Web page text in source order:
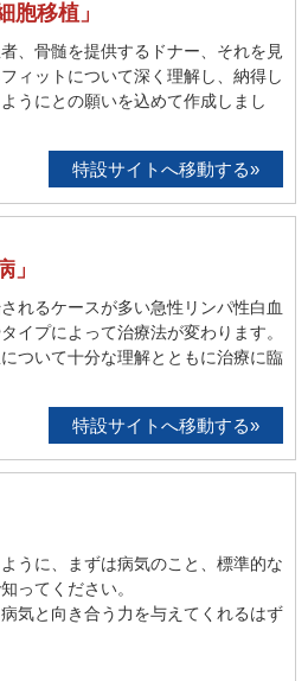
胞移植」
、骨髄を提供するドナー、それを見
ィットについて深く理解し、納得し
うにとの願いを込めて作成しまし
特設サイトへ移動する»
」
れるケースが多い急性リンパ性白血
イプによって治療法が変わります。
ついて十分な理解とともに治療に臨
特設サイトへ移動する»
うに、まずは病気のこと、標準的な
ってください。
気と向き合う力を与えてくれるはず